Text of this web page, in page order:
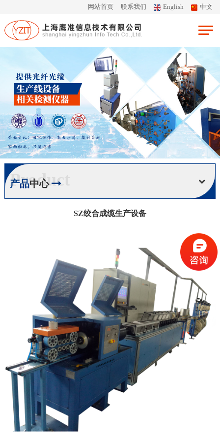
网站首页 联系我们 English 中文
Product
产品中心
SZ绞合成缆生产设备